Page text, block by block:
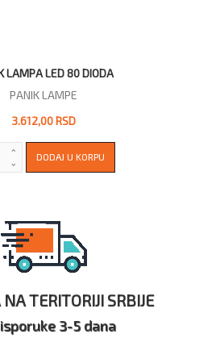
LAMPA LED 80 DIODA
PANIK LAMPE
3.612,00 RSD
TERITORIJI SRBIJE
3-5 dana